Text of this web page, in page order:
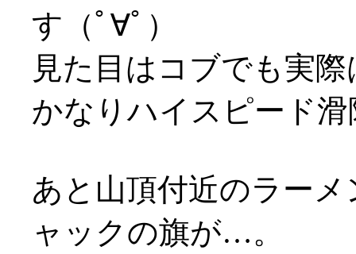
す（ﾟ∀ﾟ）
見た目はコブでも実
かなりハイスピード
あと山頂付近のラー
ャックの旗が…。